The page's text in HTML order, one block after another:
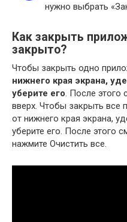
нужно выбрать
Как закрыть
закрыто?
Чтобы закрыть одно
нижнего края экрана,
уберите его. После этого
вверх. Чтобы закрыть все
от нижнего края экрана,
уберите его. После этого
нажмите Очистить все.